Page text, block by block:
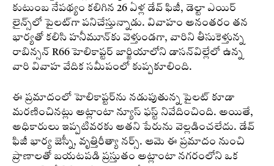
కుటుంబ నేపథ్యం కలిగిన 26 ఏళ్ల డేవ్ ఫిజీ, డెల్టా ఎయిర్
లైన్స్‌లో పైలట్‌గా పనిచేస్తున్నాడు. వివాహం అనంతరం తన
భార్యతో కలిసి హనీమూన్‌కు వెళ్తుండగా, వారిని తీసుకెళ్తున్న
రాబిన్సన్ R66 హెలికాప్టర్ జార్జియాలోని డాసన్‌విల్లేలో ఉన్న
వారి వివాహ వేదిక సమీపంలో కుప్పకూలింది.
ఈ ప్రమాదంలో హెలికాప్టర్‌ను నడుపుతున్న పైలట్ కూడా
మరణించినట్లు అట్లాంటా న్యూస్ ఫస్ట్ నివేదించింది. అయితే,
అధికారులు ఇప్పటివరకు అతని పేరును వెల్లడించలేదు. డేవ్
ఫిజీ భార్య జెస్నీ, వృత్తిరీత్యా నర్స్. ఆమె ఈ ప్రమాదం నుంచి
ప్రాణాలతో బయటపడి ప్రస్తుతం అట్లాంటా నగరంలోని ఒక